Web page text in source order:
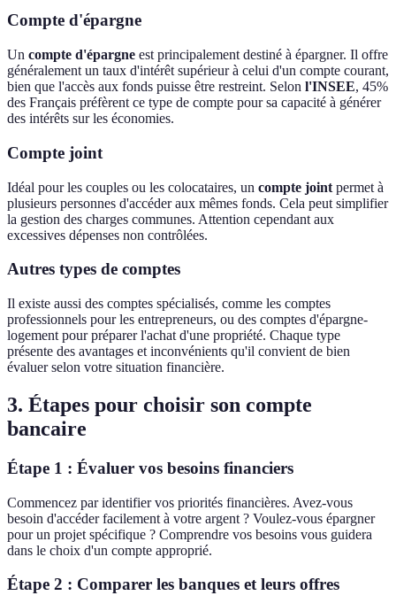
Compte d'épargne
Un compte d'épargne est principalement destiné à épargner. Il offre
généralement un taux d'intérêt supérieur à celui d'un compte courant,
bien que l'accès aux fonds puisse être restreint. Selon l'INSEE, 45%
des Français préfèrent ce type de compte pour sa capacité à générer
des intérêts sur les économies.
Compte joint
Idéal pour les couples ou les colocataires, un compte joint permet à
plusieurs personnes d'accéder aux mêmes fonds. Cela peut simplifier
la gestion des charges communes. Attention cependant aux
excessives dépenses non contrôlées.
Autres types de comptes
Il existe aussi des comptes spécialisés, comme les comptes
professionnels pour les entrepreneurs, ou des comptes d'épargne-
logement pour préparer l'achat d'une propriété. Chaque type
présente des avantages et inconvénients qu'il convient de bien
évaluer selon votre situation financière.
3. Étapes pour choisir son compte
bancaire
Étape 1 : Évaluer vos besoins financiers
Commencez par identifier vos priorités financières. Avez-vous
besoin d'accéder facilement à votre argent ? Voulez-vous épargner
pour un projet spécifique ? Comprendre vos besoins vous guidera
dans le choix d'un compte approprié.
Étape 2 : Comparer les banques et leurs offres